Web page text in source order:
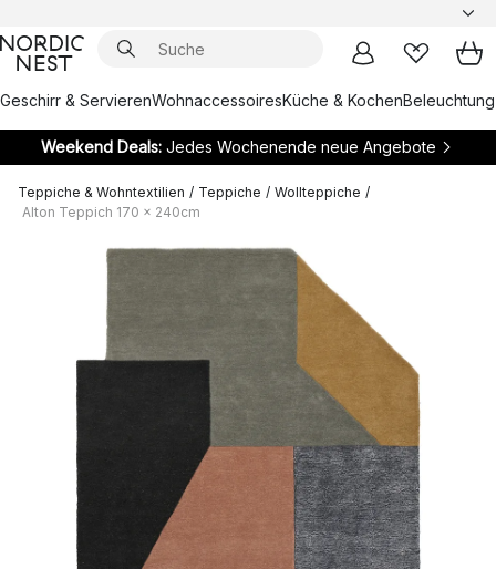
Geschirr & ServierenWohnaccessoiresKüche & KochenBeleuchtung
Weekend Deals:Jedes Wochenende neue Angebote
Teppiche & Wohntextilien / Teppiche / Wollteppiche /
Alton Teppich 170 x 240cm